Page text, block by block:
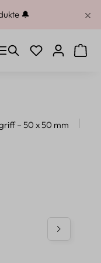
🔔
Du hast 0